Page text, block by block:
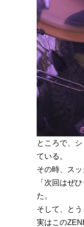
ところで、
ている。
その時、ス
「次回はぜ
た。
そして、と
実はこの